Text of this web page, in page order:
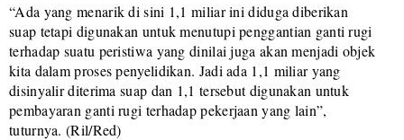
“Ada yang menarik di sini 1,1 miliar ini diduga diberikan
suap tetapi digunakan untuk menutupi penggantian ganti rugi
terhadap suatu peristiwa yang dinilai juga akan menjadi objek
kita dalam proses penyelidikan. Jadi ada 1,1 miliar yang
disinyalir diterima suap dan 1,1 tersebut digunakan untuk
pembayaran ganti rugi terhadap pekerjaan yang lain”,
tuturnya. (Ril/Red)